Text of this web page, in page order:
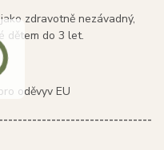
zdravotně nezávadný,
dětem do 3 let.
oděvyv EU